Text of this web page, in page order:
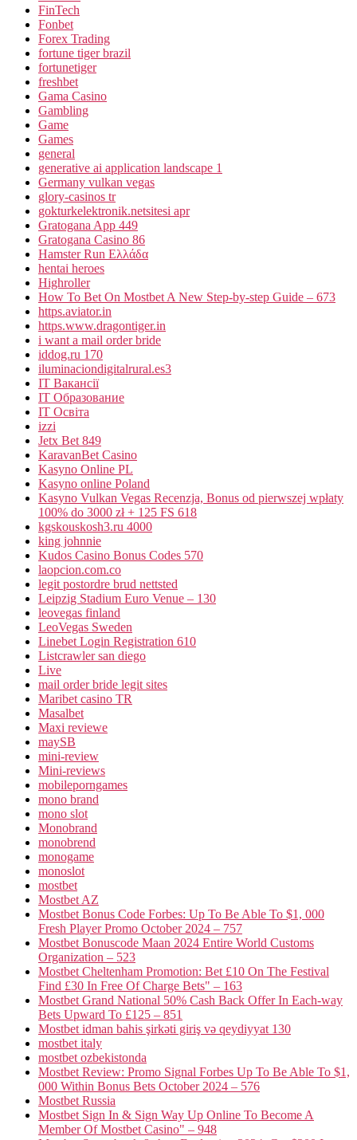
FinTech
Fonbet
Forex Trading
fortune tiger brazil
fortunetiger
freshbet
Gama Casino
Gambling
Game
Games
general
generative ai application landscape 1
Germany vulkan vegas
glory-casinos tr
gokturkelektronik.netsitesi apr
Gratogana App 449
Gratogana Casino 86
Hamster Run Ελλάδα
hentai heroes
Highroller
How To Bet On Mostbet A New Step-by-step Guide – 673
https.aviator.in
https.www.dragontiger.in
i want a mail order bride
iddog.ru 170
iluminaciondigitalrural.es3
IT Вакансії
IT Образование
IT Освіта
izzi
Jetx Bet 849
KaravanBet Casino
Kasyno Online PL
Kasyno online Poland
Kasyno Vulkan Vegas Recenzja, Bonus od pierwszej wpłaty
100% do 3000 zł + 125 FS 618
kgskouskosh3.ru 4000
king johnnie
Kudos Casino Bonus Codes 570
laopcion.com.co
legit postordre brud nettsted
Leipzig Stadium Euro Venue – 130
leovegas finland
LeoVegas Sweden
Linebet Login Registration 610
Listcrawler san diego
Live
mail order bride legit sites
Maribet casino TR
Masalbet
Maxi reviewe
maySB
mini-review
Mini-reviews
mobileporngames
mono brand
mono slot
Monobrand
monobrend
monogame
monoslot
mostbet
Mostbet AZ
Mostbet Bonus Code Forbes: Up To Be Able To $1, 000
Fresh Player Promo October 2024 – 757
Mostbet Bonuscode Maan 2024 Entire World Customs
Organization – 523
Mostbet Cheltenham Promotion: Bet £10 On The Festival
Find £30 In Free Of Charge Bets" – 163
Mostbet Grand National 50% Cash Back Offer In Each-way
Bets Upward To £125 – 851
Mostbet idman bahis şirkəti giriş və qeydiyyat 130
mostbet italy
mostbet ozbekistonda
Mostbet Review: Promo Signal Forbes Up To Be Able To $1,
000 Within Bonus Bets October 2024 – 576
Mostbet Russia
Mostbet Sign In & Sign Way Up Online To Become A
Member Of Mostbet Casino" – 948